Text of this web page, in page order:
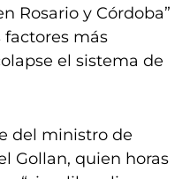
Rosario y Córdoba”
factores más
el sistema de
del ministro de
Gollan, quien horas